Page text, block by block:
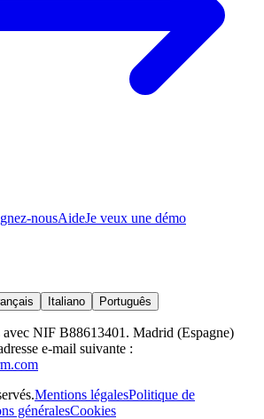
nousAideJe veux une démo
Italiano Português
NIF B88613401. Madrid (Espagne)
e-mail suivante :
.Mentions légalesPolitique de
généralesCookies